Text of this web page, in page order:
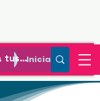
Iniciar sesión